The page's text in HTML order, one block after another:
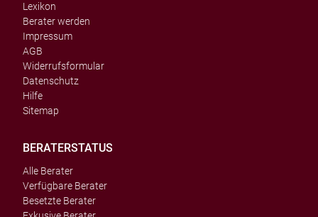
Lexikon
Berater werden
Impressum
AGB
Widerrufsformular
Datenschutz
Hilfe
Sitemap
BERATERSTATUS
Alle Berater
Verfügbare Berater
Besetzte Berater